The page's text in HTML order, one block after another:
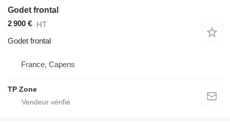
Godet frontal
2 900 € HT
Godet frontal
France, Capens
TP Zone